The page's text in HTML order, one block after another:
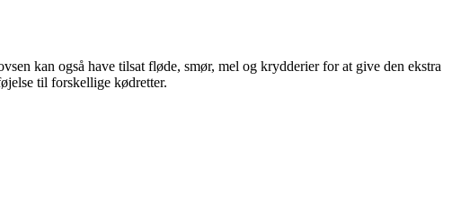
kan også have tilsat fløde, smør, mel og krydderier for at give den ekstra
til forskellige kødretter.